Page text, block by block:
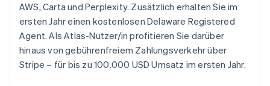
AWS, Carta und Perplexity. Zusätzlich erhalten Sie im
ersten Jahr einen kostenlosen Delaware Registered
Agent. Als Atlas-Nutzer/in profitieren Sie darüber
hinaus von gebührenfreiem Zahlungsverkehr über
Stripe – für bis zu 100.000 USD Umsatz im ersten Jahr.